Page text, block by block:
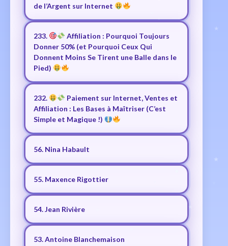
de l’Argent sur Internet
233.
Affiliation : Pourquoi Toujours
Donner 50% (et Pourquoi Ceux Qui
Donnent Moins Se Tirent une Balle dans le
Pied)
232.
Paiement sur Internet, Ventes et
Affiliation : Les Bases à Maîtriser (C’est
Simple et Magique !)
56. Nina Habault
55. Maxence Rigottier
54. Jean Rivière
53. Antoine Blanchemaison